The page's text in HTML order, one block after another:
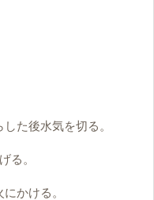
た後水気を切る。
る。
かける。